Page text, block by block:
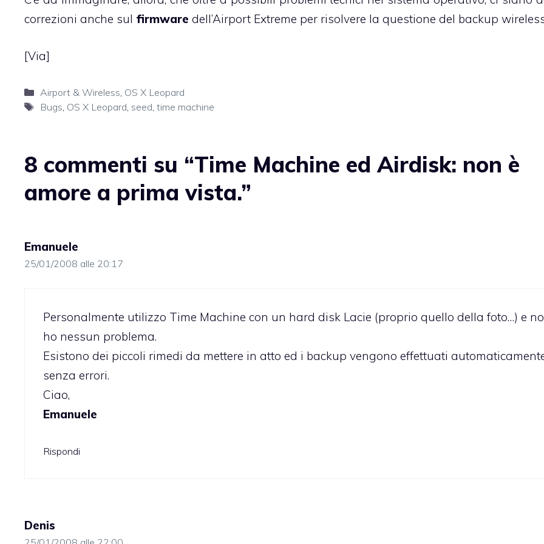
correzioni anche sul firmware dell’Airport Extreme per risolvere la questione del backup
[Via]
Categorie
Airport & Wireless, OS X Leopard
Tag
Bugs, OS X Leopard, seed, time machine
8 commenti su “Time Machine ed Airdisk: non è
amore a prima vista.”
Emanuele
25/01/2008 alle 20:17
Personalmente utilizzo Time Machine con un hard disk Lacie (proprio quello della foto…) e
ho nessun problema.
Esistono dei piccoli rimedi da mettere in atto ed i backup vengono effettuati
senza errori.
Ciao,
Emanuele
Rispondi
Denis